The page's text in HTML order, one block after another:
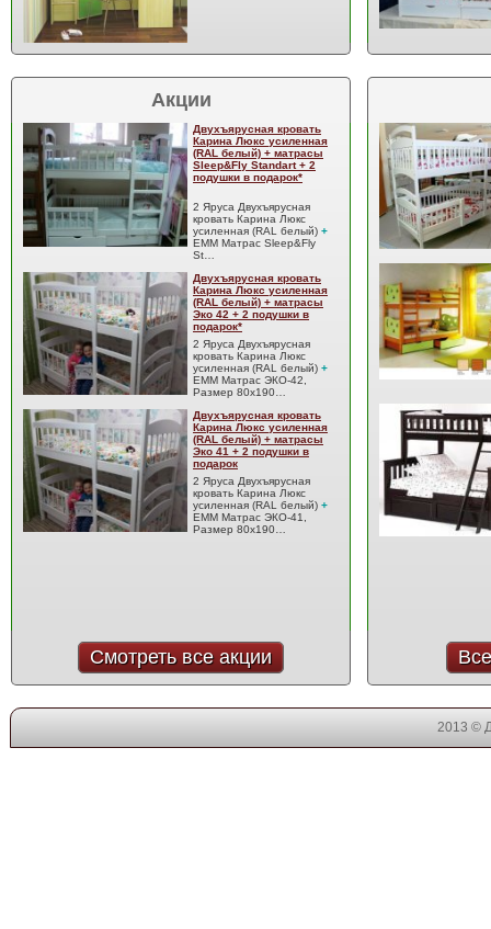
Акции
Двухъярусная кровать
Карина Люкс усиленная
(RAL белый) + матрасы
Sleep&Fly Standart + 2
подушки в подарок*
2 Яруса Двухъярусная
кровать Карина Люкс
усиленная (RAL белый) +
EMM Матрас Sleep&Fly
St…
Двухъярусная кровать
Карина Люкс усиленная
(RAL белый) + матрасы
Эко 42 + 2 подушки в
подарок*
2 Яруса Двухъярусная
кровать Карина Люкс
усиленная (RAL белый) +
EMM Матрас ЭКО-42,
Размер 80x190…
Двухъярусная кровать
Карина Люкс усиленная
(RAL белый) + матрасы
Эко 41 + 2 подушки в
подарок
2 Яруса Двухъярусная
кровать Карина Люкс
усиленная (RAL белый) +
EMM Матрас ЭКО-41,
Размер 80x190…
Смотреть все акции
2013 ©